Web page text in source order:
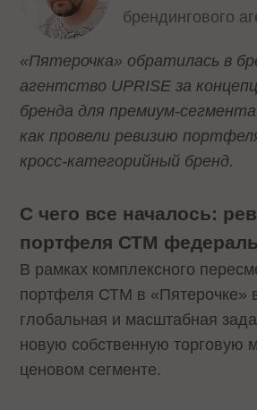
брендингового
«Пятерочка» обратилась в
агентство UPRISE за
бренда для премиум-
как провели ревизию
кросс-категорийный бренд.
С чего все началось:
портфеля СТМ
В рамках комплексного
портфеля СТМ в «Пятерочке»
глобальная и масштабная
новую собственную торговую
ценовом сегменте.